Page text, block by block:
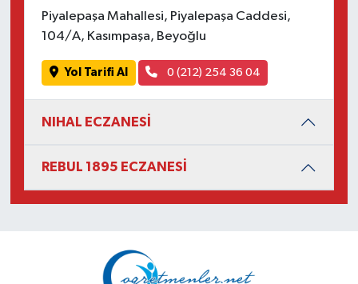
Piyalepaşa Mahallesi, Piyalepaşa Caddesi,
104/A, Kasımpaşa, Beyoğlu
Yol Tarifi Al 0 (212) 254 36 04
NIHAL ECZANESİ
REBUL 1895 ECZANESİ